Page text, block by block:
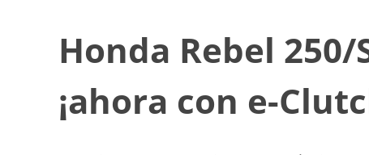
Honda Rebel 250/
¡ahora con e-